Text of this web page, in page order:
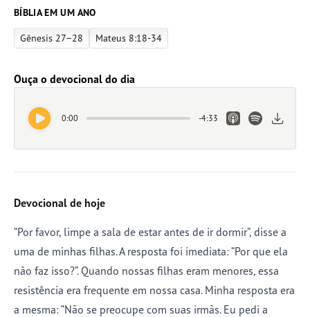
BÍBLIA EM UM ANO
Gênesis 27–28 Mateus 8:18-34
Ouça o devocional do dia
Play Audio
0:00 -4:33 Apple Podcasts
Spotify Link
Devocional de hoje
“Por favor, limpe a sala de estar antes de ir dormir”, disse a
uma de minhas filhas. A resposta foi imediata: “Por que ela
não faz isso?”. Quando nossas filhas eram menores, essa
resistência era frequente em nossa casa. Minha resposta era
a mesma: “Não se preocupe com suas irmãs. Eu pedi a